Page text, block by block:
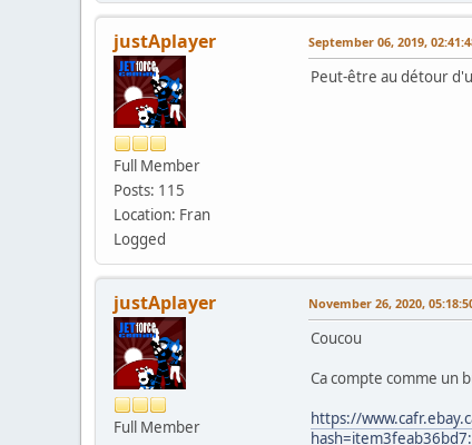
justAplayer
Full Member
Posts: 115
Location: Fran
Logged
September 06, 2019,
Peut-être au détour
justAplayer
Full Member
November 26, 2020,
Coucou
Ca compte comme un
https://